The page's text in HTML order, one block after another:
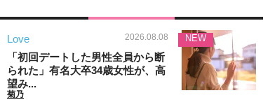
Love 2026.08.08
「初回デートした男性全員から断
られた」有名大卒34歳女性が、高
望み...
菊乃
NEW